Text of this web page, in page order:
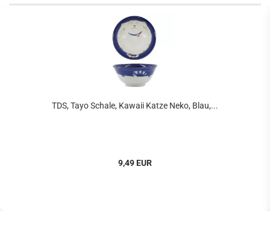
TDS, Tayo Schale, Kawaii Katze Neko, Blau,...
9,49 EUR